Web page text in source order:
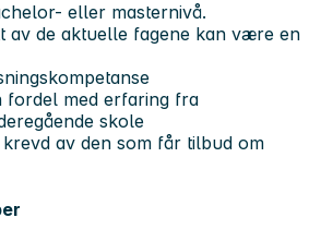
eller masternivå.
av de aktuelle fagene kan være en
fordel med erfaring fra
skole
av den som får tilbud om